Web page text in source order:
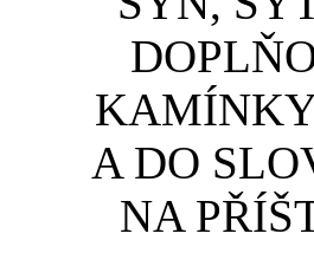
A DO
NA